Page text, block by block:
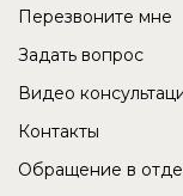
Перезвоните мне
Задать вопрос
Видео
Контакты
Обращение в